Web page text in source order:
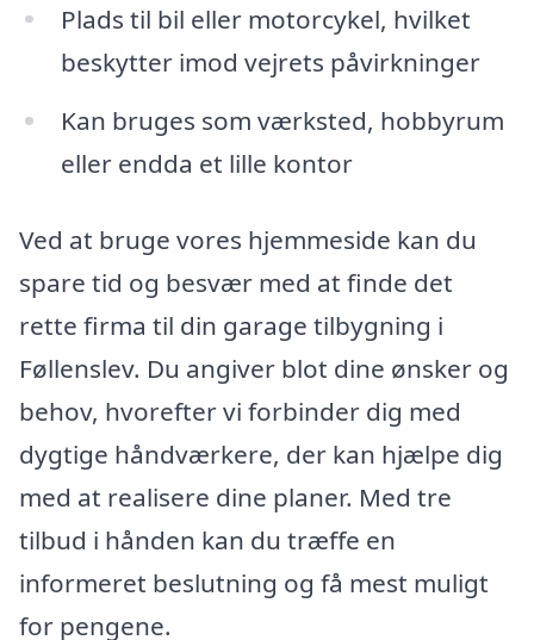
Plads til bil eller motorcykel, hvilket
beskytter imod vejrets påvirkninger
Kan bruges som værksted, hobbyrum
eller endda et lille kontor
Ved at bruge vores hjemmeside kan du
spare tid og besvær med at finde det
rette firma til din garage tilbygning i
Føllenslev. Du angiver blot dine ønsker og
behov, hvorefter vi forbinder dig med
dygtige håndværkere, der kan hjælpe dig
med at realisere dine planer. Med tre
tilbud i hånden kan du træffe en
informeret beslutning og få mest muligt
for pengene.